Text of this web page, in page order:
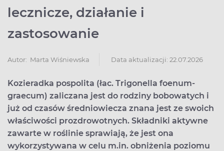
lecznicze, działanie i
zastosowanie
Autor: Marta Wiśniewska Data aktualizacji: 22.07.2026
Kozieradka pospolita (łac. Trigonella foenum-
graecum) zaliczana jest do rodziny bobowatych i
już od czasów średniowiecza znana jest ze swoich
właściwości prozdrowotnych. Składniki aktywne
zawarte w roślinie sprawiają, że jest ona
wykorzystywana w celu m.in. obniżenia poziomu